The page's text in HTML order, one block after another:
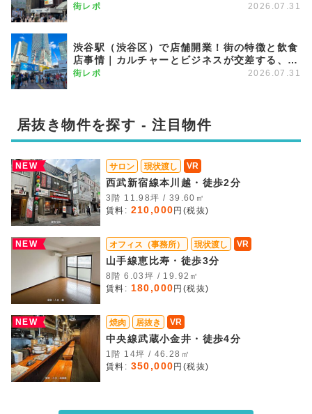
街を繋ぐグラデーション商圏
街レポ 2026.07.31
渋谷駅（渋谷区）で店舗開業！街の特徴と飲食
店事情｜カルチャーとビジネスが交差する、進
化を続けるメガターミナル
街レポ 2026.07.31
居抜き物件を探す - 注目物件
NEW サロン 現状渡し VR
西武新宿線本川越・徒歩2分
3階 11.98坪 / 39.60㎡
賃料: 210,000円(税抜)
NEW オフィス（事務所） 現状渡し VR
山手線恵比寿・徒歩3分
8階 6.03坪 / 19.92㎡
賃料: 180,000円(税抜)
NEW 焼肉 居抜き VR
中央線武蔵小金井・徒歩4分
1階 14坪 / 46.28㎡
賃料: 350,000円(税抜)